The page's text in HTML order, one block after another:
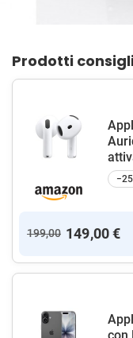
Prodotti
199,00 149,00 €